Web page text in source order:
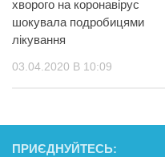
хворого на коронавірус
шокувала подробицями
лікування
03.04.2020 В 10:09
ПРИЄДНУЙТЕСЬ: